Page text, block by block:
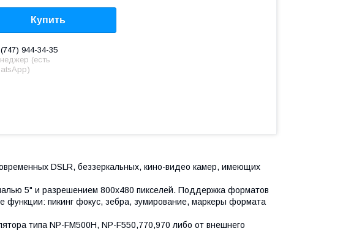
Купить
944-34-35
(есть
DSLR, беззеркальных, кино-видео камер, имеющих
5" и разрешением 800х480 пикселей. Поддержка форматов
функции: пикинг фокус, зебра, зумирование, маркеры формата
типа NP-FM500H, NP-F550,770,970 либо от внешнего